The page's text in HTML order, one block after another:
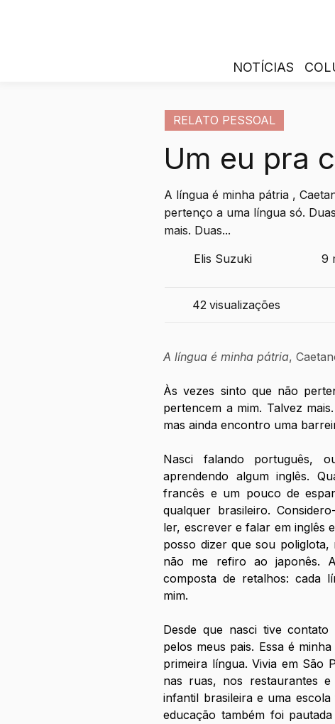
NOTÍCIAS
RELATO PESSOAL
Um eu pra
A língua é minha pátria ,
pertenço a uma língua só.
mais. Duas...
Elis Suzuki
9
42 visualizações
A língua é minha pátria,
Às vezes sinto que não
pertencem a mim. Talvez
mas ainda encontro uma
Nasci falando português,
aprendendo algum inglês.
francês e um pouco de
qualquer brasileiro.
ler, escrever e falar em inglês
posso dizer que sou poliglota,
não me refiro ao japonês.
composta de retalhos: cada
mim.
Desde que nasci tive
pelos meus pais. Essa é
primeira língua. Vivia em São
nas ruas, nos restaurantes e
infantil brasileira e uma
educação também foi